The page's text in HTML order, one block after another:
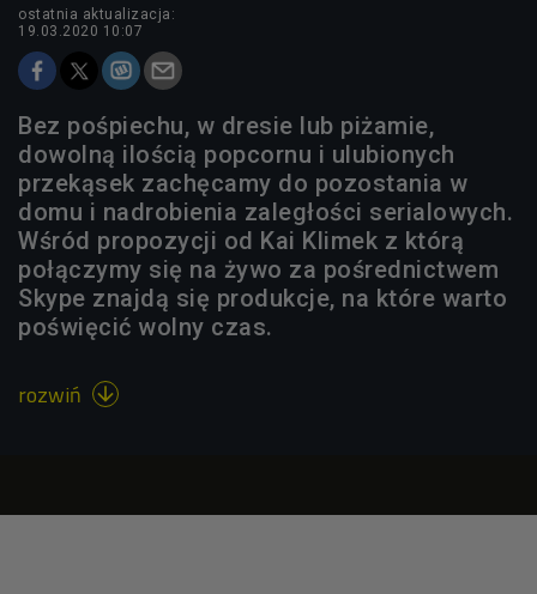
ostatnia aktualizacja:
19.03.2020 10:07
Bez pośpiechu, w dresie lub piżamie,
dowolną ilością popcornu i ulubionych
przekąsek zachęcamy do pozostania w
domu i nadrobienia zaległości serialowych.
Wśród propozycji od Kai Klimek z którą
połączymy się na żywo za pośrednictwem
Skype znajdą się produkcje, na które warto
poświęcić wolny czas.
rozwiń 